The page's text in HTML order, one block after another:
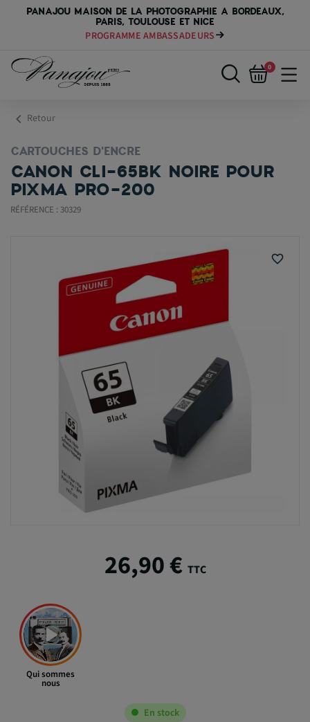
PANAJOU MAISON DE LA PHOTOGRAPHIE A BORDEAUX,
PARIS, TOULOUSE ET NICE
PROGRAMME AMBASSADEURS
0
chevron_left Retour
CARTOUCHES D'ENCRE
CANON CLI-65BK NOIRE POUR
PIXMA PRO-200
RÉFÉRENCE : 30329
favorite_border
26,90 € TTC
Qui sommes
nous
En stock